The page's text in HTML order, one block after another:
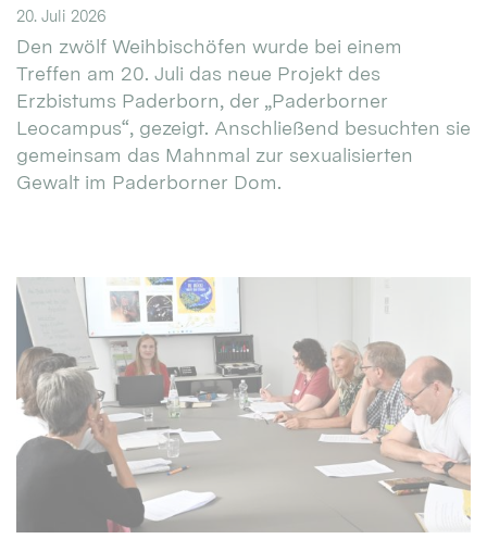
20. Juli 2026
Den zwölf Weihbischöfen wurde bei einem
Treffen am 20. Juli das neue Projekt des
Erzbistums Paderborn, der „Paderborner
Leocampus“, gezeigt. Anschließend besuchten sie
gemeinsam das Mahnmal zur sexualisierten
Gewalt im Paderborner Dom.